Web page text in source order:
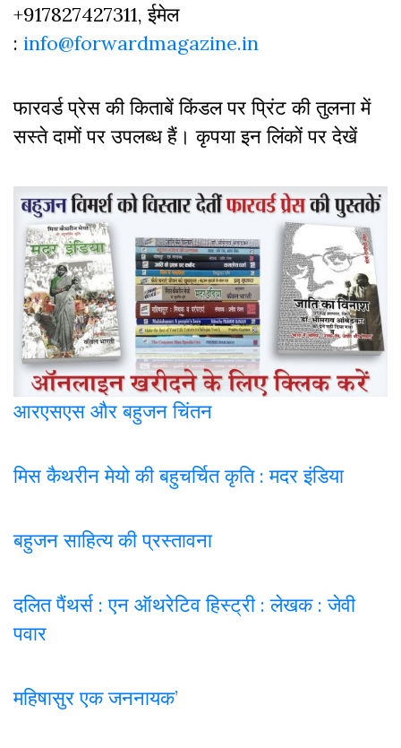
+917827427311, ईमेल
: info@forwardmagazine.in
फारवर्ड प्रेस की किताबें किंडल पर प्रिंट की तुलना में
सस्ते दामों पर उपलब्ध हैं। कृपया इन लिंकों पर देखें
आरएसएस और बहुजन चिंतन
मिस कैथरीन मेयो की बहुचर्चित कृति : मदर इंडिया
बहुजन साहित्य की प्रस्तावना
दलित पैंथर्स : एन ऑथरेटिव हिस्ट्री : लेखक : जेवी
पवार
महिषासुर एक जननायक’